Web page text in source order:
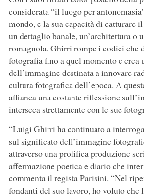
considerata “il luogo per
mondo, e la sua capacità di catturare
un dettaglio banale, un’architettura o
romagnola, Ghirri rompe i codici che
fotografia fino a quel momento e crea
dell’immagine destinata a innovare
cultura fotografica dell’epoca. A
affianca una costante riflessione
interseca strettamente con le sue
“Luigi Ghirri ha continuato a
sul significato dell’immagine
attraverso una prolifica produzione
affermazione poetica e diario che
commenta il regista Parisini. “Nel
fondanti del suo lavoro, ho voluto che